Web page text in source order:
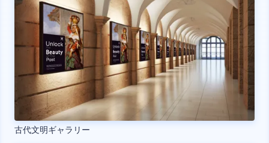
古代文明ギャラリー